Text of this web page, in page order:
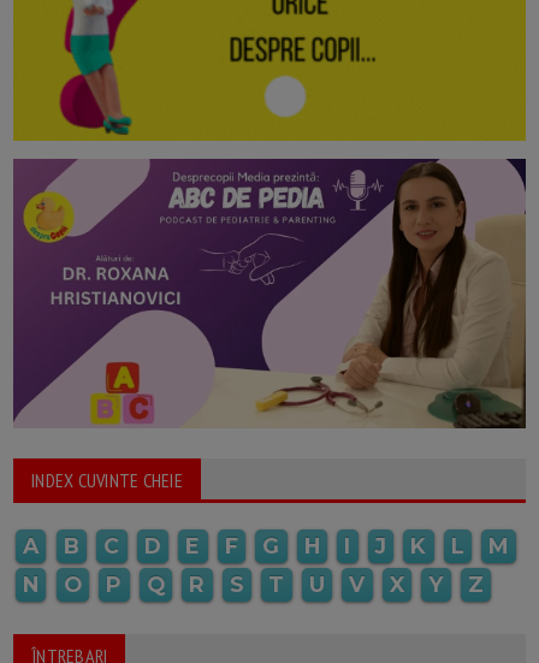
INDEX CUVINTE CHEIE
A B C D E F G H I J K L
M
N
O P Q R S T U V X Y Z
ÎNTREBARI